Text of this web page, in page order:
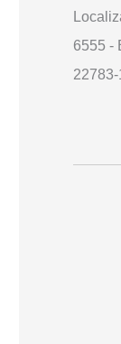
6555 -
22783-